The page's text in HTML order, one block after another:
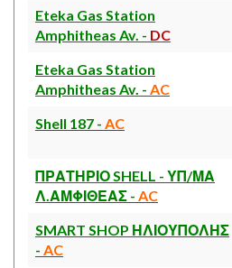
Eteka Gas Station
Amphitheas Av. - DC
Eteka Gas Station
Amphitheas Av. - AC
Shell 187 - AC
ΠΡΑΤΗΡΙΟ SHELL - ΥΠ/ΜΑ
Λ.ΑΜΦΙΘΕΑΣ - AC
SMART SHOP ΗΛΙΟΥΠΟΛΗΣ
- AC